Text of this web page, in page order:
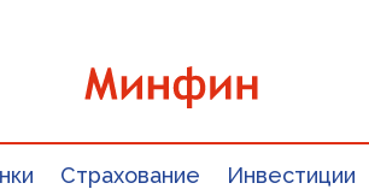
Страхование Инвестиции